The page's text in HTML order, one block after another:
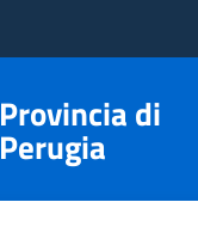
Provincia di
Perugia